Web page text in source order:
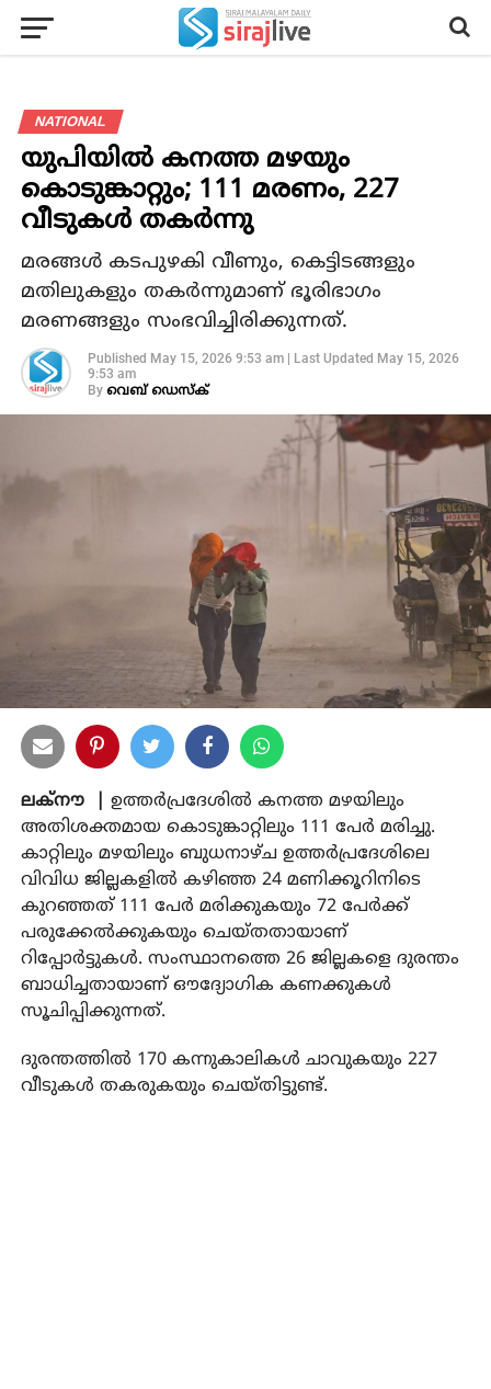
NATIONAL
യുപിയില്‍ കനത്ത മഴയും
കൊടുങ്കാറ്റും; 111 മരണം, 227
വീടുകള്‍ തകര്‍ന്നു
മരങ്ങള്‍ കടപുഴകി വീണും, കെട്ടിടങ്ങളും
മതിലുകളും തകര്‍ന്നുമാണ് ഭൂരിഭാഗം
മരണങ്ങളും സംഭവിച്ചിരിക്കുന്നത്.
Published May 15, 2026 9:53 am| Last Updated May 15, 2026
9:53 am
By വെബ് ഡെസ്‌ക്
ലക്‌നൗ |
ഉത്തര്‍പ്രദേശില്‍ കനത്ത മഴയിലും
അതിശക്തമായ കൊടുങ്കാറ്റിലും 111 പേര്‍ മരിച്ചു.
കാറ്റിലും മഴയിലും ബുധനാഴ്ച ഉത്തര്‍പ്രദേശിലെ
വിവിധ ജില്ലകളില്‍ കഴിഞ്ഞ 24 മണിക്കൂറിനിടെ
കുറഞ്ഞത് 111 പേര്‍ മരിക്കുകയും 72 പേര്‍ക്ക്
പരുക്കേല്‍ക്കുകയും ചെയ്തതായാണ്
റിപ്പോര്‍ട്ടുകള്‍. സംസ്ഥാനത്തെ 26 ജില്ലകളെ ദുരന്തം
ബാധിച്ചതായാണ് ഔദ്യോഗിക കണക്കുകള്‍
സൂചിപ്പിക്കുന്നത്.
ദുരന്തത്തില്‍ 170 കന്നുകാലികള്‍ ചാവുകയും 227
വീടുകള്‍ തകരുകയും ചെയ്തിട്ടുണ്ട്.